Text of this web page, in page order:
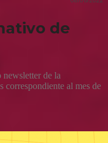
de
de la
correspondiente al mes de